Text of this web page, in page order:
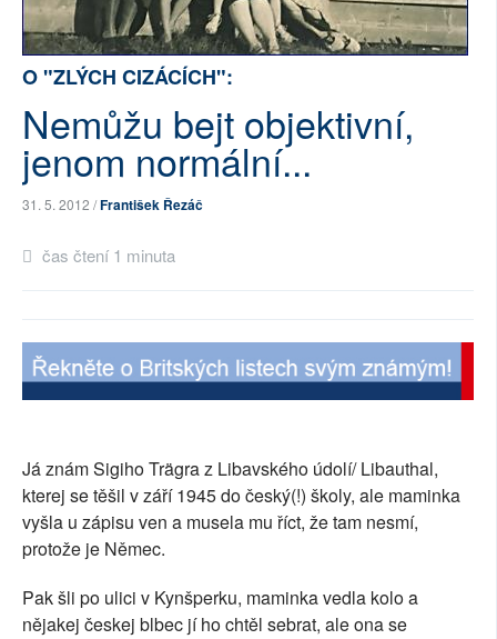
PŘÍSPĚVKY NA PROVOZ
SOCIÁLNÍ SÍTĚ
RUBRIKY
PLNÁ VERZE STRÁNEK
O "ZLÝCH CIZÁCÍCH":
Nemůžu bejt objektivní,
jenom normální...
31. 5. 2012 /František Řezáč
čas čtení 1 minuta
Já znám Sigiho Trägra z Libavského údolí/ Libauthal,
kterej se těšil v září 1945 do český(!) školy, ale maminka
vyšla u zápisu ven a musela mu říct, že tam nesmí,
protože je Němec.
Pak šli po ulici v Kynšperku, maminka vedla kolo a
nějakej českej blbec jí ho chtěl sebrat, ale ona se